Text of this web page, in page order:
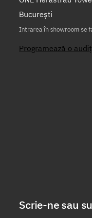
București
Intrarea în showroom se
Programează o
Scrie-ne sau